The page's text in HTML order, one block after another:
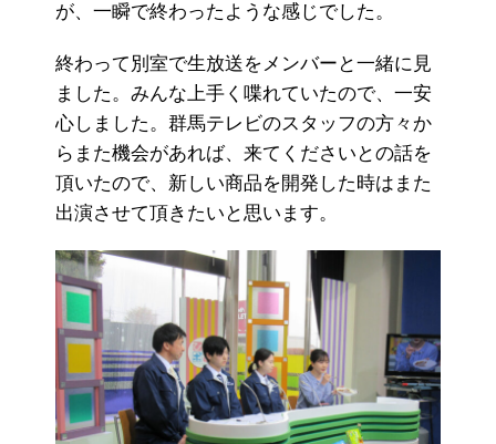
が、一瞬で終わったような感じでした。
終わって別室で生放送をメンバーと一緒に見
ました。みんな上手く喋れていたので、一安
心しました。群馬テレビのスタッフの方々か
らまた機会があれば、来てくださいとの話を
頂いたので、新しい商品を開発した時はまた
出演させて頂きたいと思います。